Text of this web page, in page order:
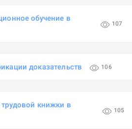
обучение в
107
доказательств 106
книжки в
105